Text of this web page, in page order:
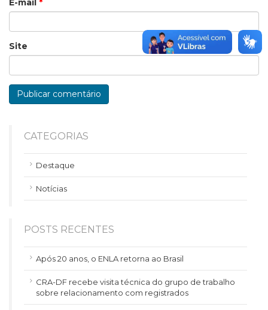
E-mail *
Site
CATEGORIAS
Destaque
Notícias
POSTS RECENTES
Após 20 anos, o ENLA retorna ao Brasil
CRA-DF recebe visita técnica do grupo de trabalho
sobre relacionamento com registrados